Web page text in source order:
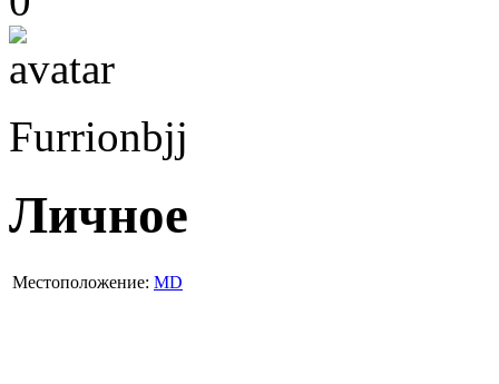
Furrionbjj
Личное
Местоположение: MD